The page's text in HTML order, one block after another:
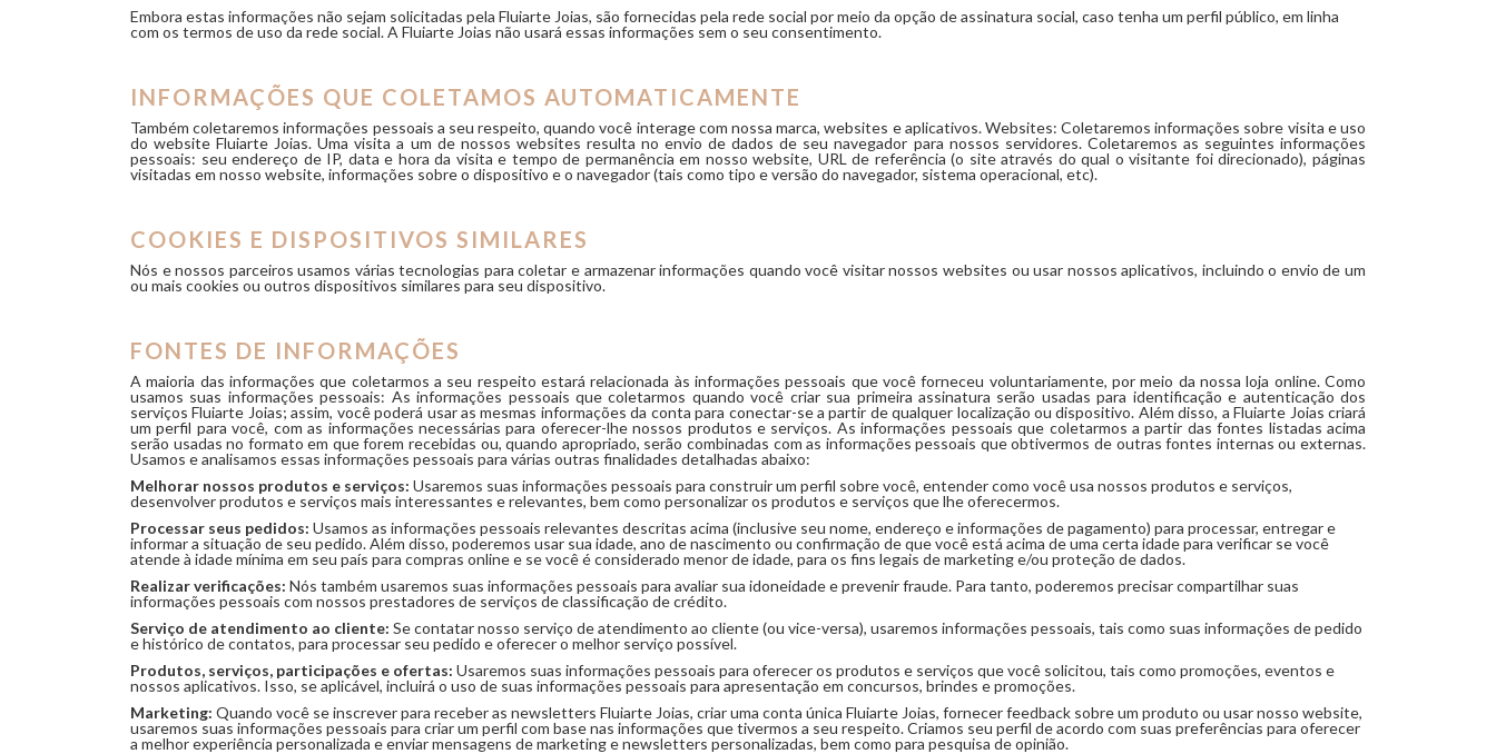
Embora estas informações não sejam solicitadas pela Fluiarte Joias, são fornecidas pela rede social por meio da opção de assinatura social, caso tenha um perfil público, em linha
com os termos de uso da rede social. A Fluiarte Joias não usará essas informações sem o seu consentimento.
INFORMAÇÕES QUE COLETAMOS AUTOMATICAMENTE
Também coletaremos informações pessoais a seu respeito, quando você interage com nossa marca, websites e aplicativos. Websites: Coletaremos informações sobre visita e uso
do website Fluiarte Joias. Uma visita a um de nossos websites resulta no envio de dados de seu navegador para nossos servidores. Coletaremos as seguintes informações
pessoais: seu endereço de IP, data e hora da visita e tempo de permanência em nosso website, URL de referência (o site através do qual o visitante foi direcionado), páginas
visitadas em nosso website, informações sobre o dispositivo e o navegador (tais como tipo e versão do navegador, sistema operacional, etc).
COOKIES E DISPOSITIVOS SIMILARES
Nós e nossos parceiros usamos várias tecnologias para coletar e armazenar informações quando você visitar nossos websites ou usar nossos aplicativos, incluindo o envio de um
ou mais cookies ou outros dispositivos similares para seu dispositivo.
FONTES DE INFORMAÇÕES
A maioria das informações que coletarmos a seu respeito estará relacionada às informações pessoais que você forneceu voluntariamente, por meio da nossa loja online. Como
usamos suas informações pessoais: As informações pessoais que coletarmos quando você criar sua primeira assinatura serão usadas para identificação e autenticação dos
serviços Fluiarte Joias; assim, você poderá usar as mesmas informações da conta para conectar-se a partir de qualquer localização ou dispositivo. Além disso, a Fluiarte Joias criará
um perfil para você, com as informações necessárias para oferecer-lhe nossos produtos e serviços. As informações pessoais que coletarmos a partir das fontes listadas acima
serão usadas no formato em que forem recebidas ou, quando apropriado, serão combinadas com as informações pessoais que obtivermos de outras fontes internas ou externas.
Usamos e analisamos essas informações pessoais para várias outras finalidades detalhadas abaixo:
Melhorar nossos produtos e serviços: Usaremos suas informações pessoais para construir um perfil sobre você, entender como você usa nossos produtos e serviços,
desenvolver produtos e serviços mais interessantes e relevantes, bem como personalizar os produtos e serviços que lhe oferecermos.
Processar seus pedidos: Usamos as informações pessoais relevantes descritas acima (inclusive seu nome, endereço e informações de pagamento) para processar, entregar e
informar a situação de seu pedido. Além disso, poderemos usar sua idade, ano de nascimento ou confirmação de que você está acima de uma certa idade para verificar se você
atende à idade mínima em seu país para compras online e se você é considerado menor de idade, para os fins legais de marketing e/ou proteção de dados.
Realizar verificações: Nós também usaremos suas informações pessoais para avaliar sua idoneidade e prevenir fraude. Para tanto, poderemos precisar compartilhar suas
informações pessoais com nossos prestadores de serviços de classificação de crédito.
Serviço de atendimento ao cliente: Se contatar nosso serviço de atendimento ao cliente (ou vice-versa), usaremos informações pessoais, tais como suas informações de pedido
e histórico de contatos, para processar seu pedido e oferecer o melhor serviço possível.
Produtos, serviços, participações e ofertas: Usaremos suas informações pessoais para oferecer os produtos e serviços que você solicitou, tais como promoções, eventos e
nossos aplicativos. Isso, se aplicável, incluirá o uso de suas informações pessoais para apresentação em concursos, brindes e promoções.
Marketing: Quando você se inscrever para receber as newsletters Fluiarte Joias, criar uma conta única Fluiarte Joias, fornecer feedback sobre um produto ou usar nosso website,
usaremos suas informações pessoais para criar um perfil com base nas informações que tivermos a seu respeito. Criamos seu perfil de acordo com suas preferências para oferecer
a melhor experiência personalizada e enviar mensagens de marketing e newsletters personalizadas, bem como para pesquisa de opinião.